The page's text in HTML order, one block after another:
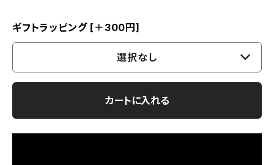
ギフトラッピング [＋300円]
選択なし
カートに入れる